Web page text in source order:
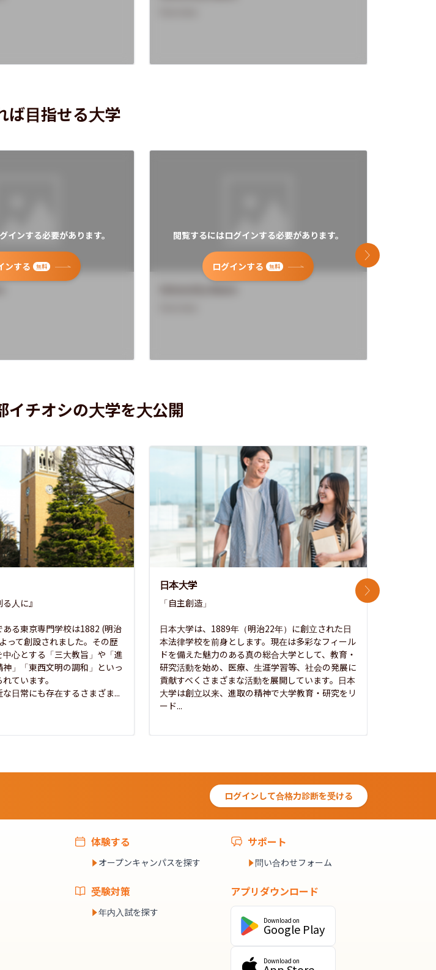
ば目指せる大学
インする必要があります。
ンする 無料
閲覧するにはログインする必要があります。
ログインする 無料
次のスライド
イチオシの大学を大公開
人に』
る東京専門学校は1882 (明治
って創設されました。その歴
心とする「三大教旨」や「進
」「東西文明の調和」といっ
ています。
日常にも存在するさまざま...
日本大学
「自主創造」
日本大学は、1889年（明治22年）に創立された日
本法律学校を前身とします。現在は多彩なフィール
ドを備えた魅力のある真の総合大学として、教育・
研究活動を始め、医療、生涯学習等、社会の発展に
貢献すべくさまざまな活動を展開しています。日本
大学は創立以来、進取の精神で大学教育・研究をリ
ード...
次のスライド
ログインして合格力診断を受ける
体験する
オープンキャンパスを探す
受験対策
年内入試を探す
サポート
問い合わせフォーム
アプリダウンロード
Download on
Google Play
Download on